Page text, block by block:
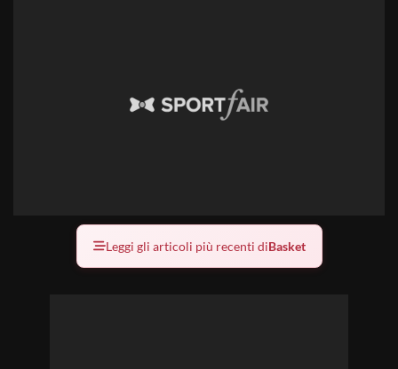
Leggi gli articoli più recenti diBasket